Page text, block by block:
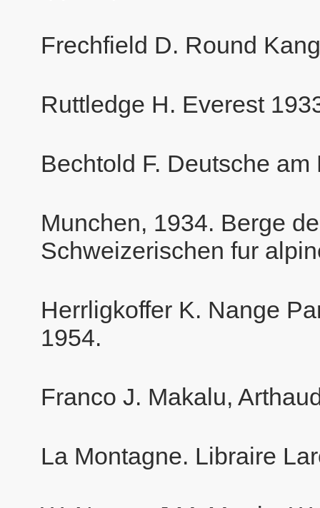
Frechfield D. Round
Ruttledge H. Everest
Bechtold F. Deutsche
Munchen, 1934. Berge
Schweizerischen fur
Herrligkoffer K. Nange
1954.
Franco J. Makalu,
La Montagne. Libraire